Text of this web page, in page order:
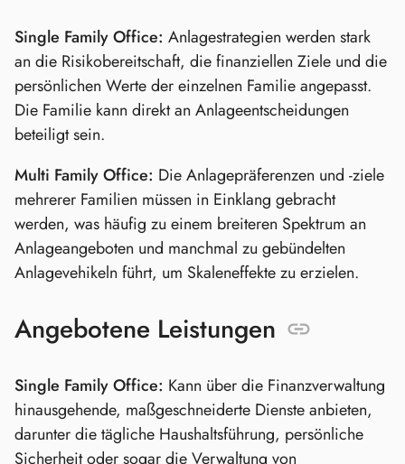
Single Family Office: Anlagestrategien werden stark
an die Risikobereitschaft, die finanziellen Ziele und die
persönlichen Werte der einzelnen Familie angepasst.
Die Familie kann direkt an Anlageentscheidungen
beteiligt sein.
Multi Family Office: Die Anlagepräferenzen und -ziele
mehrerer Familien müssen in Einklang gebracht
werden, was häufig zu einem breiteren Spektrum an
Anlageangeboten und manchmal zu gebündelten
Anlagevehikeln führt, um Skaleneffekte zu erzielen.
Angebotene Leistungen
Single Family Office: Kann über die Finanzverwaltung
hinausgehende, maßgeschneiderte Dienste anbieten,
darunter die tägliche Haushaltsführung, persönliche
Sicherheit oder sogar die Verwaltung von